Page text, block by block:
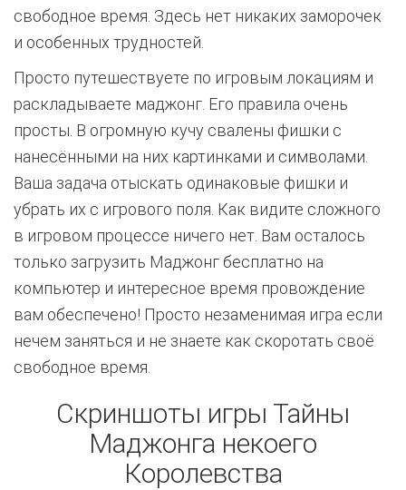
свободное время. Здесь нет никаких заморочек
и особенных трудностей.
Просто путешествуете по игровым локациям и
раскладываете маджонг. Его правила очень
просты. В огромную кучу свалены фишки с
нанесёнными на них картинками и символами.
Ваша задача отыскать одинаковые фишки и
убрать их с игрового поля. Как видите сложного
в игровом процессе ничего нет. Вам осталось
только загрузить Маджонг бесплатно на
компьютер и интересное время провождение
вам обеспечено! Просто незаменимая игра если
нечем заняться и не знаете как скоротать своё
свободное время.
Скриншоты игры Тайны
Маджонга некоего
Королевства